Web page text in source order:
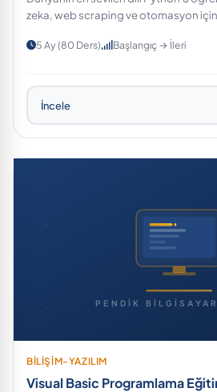
zeka, web scraping ve otomasyon
5 Ay (80 Ders) Başlangıç → İleri
İncele
BİLİŞİM-YAZILIM
Visual Basic Programlama